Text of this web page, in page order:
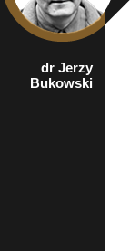
dr Jerzy
Bukowski